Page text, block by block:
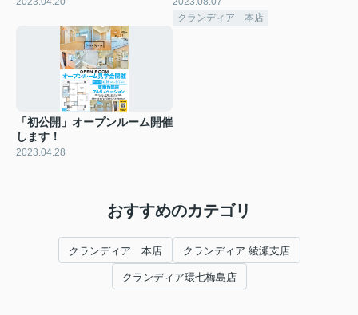
クランディア 本店
「初公開」オープンルーム開催
します！
2023.04.28
おすすめのカテゴリ
クランディア 本店 クランディア 綾瀬支店
クランディア環七梅島店